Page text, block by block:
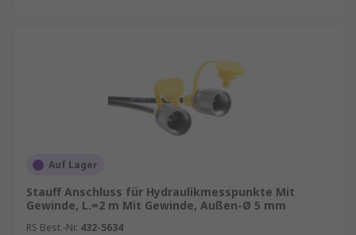
Auf Lager
Stauff Anschluss für Hydraulikmesspunkte Mit
Gewinde, L.=2 m Mit Gewinde, Außen-Ø 5 mm
RS Best.-Nr. 432-5634